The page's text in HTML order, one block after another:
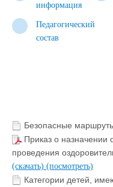
информация
Педагогический
состав
Безопасные
Приказ о назначении
проведения
(скачать) (посмотреть)
Категории детей,